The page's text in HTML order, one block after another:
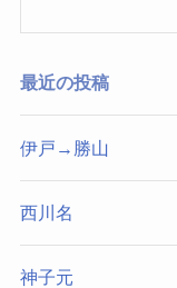
最近の投稿
伊戸→勝山
西川名
神子元